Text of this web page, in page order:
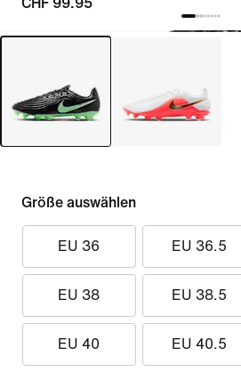
CHF 99.95
Größe auswählen
EU 36 EU 36.5
EU 38 EU 38.5
EU 40 EU 40.5